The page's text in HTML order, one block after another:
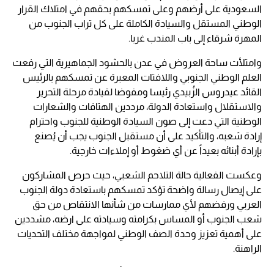
السعودية على أرضهم وعلى تمسكهم بحقهم في امتلاك القرار
الوطني المستقل والسيادة الكاملة على كل تراب الجنوب من
المهرة شرقاء إلى باب المندب غربا.
وامتلأت ساحة العروض في عدن بالحشود الجماهيرية التي رفعت
العلم الوطني الجنوبي واللافتات المعبرة عن تمسكهم بالرئيس
القائد عيدروس الزُبيدي رئيسا ومفوضا لقيادة مرحلة التحرير
والاستقلال واستعادة الدولة، مرددين الهتافات والشعارات
الوطنية التي دعت إلى صون السيادة الوطنية للجنوب واحترام
إرادة شعبه، والتأكيد على أن مستقبل الجنوب يجب أن يُصنع
بإرادة أبنائه بعيداً عن أي ضغوط أو إملاءات خارجية.
وعكست الفعالية حالة التلاحم الشعبي، حيث حرص المشاركون
على إيصال رسالة واضحة تؤكد تمسكهم باستعادة دولة الجنوب
العربي ورفضهم لأي ممارسات من شأنها الانتقاص من حق
شعب الجنوب أو المساس بكرامته وسيادته على ارضه، مشددين
على أهمية تعزيز وحدة الصف الوطني لمواجهة مختلف التحديات
الراهنة.